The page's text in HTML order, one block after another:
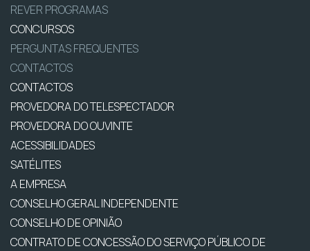
REVER PROGRAMAS
CONCURSOS
PERGUNTAS FREQUENTES
CONTACTOS
CONTACTOS
PROVEDORA DO TELESPECTADOR
PROVEDORA DO OUVINTE
ACESSIBILIDADES
SATÉLITES
A EMPRESA
CONSELHO GERAL INDEPENDENTE
CONSELHO DE OPINIÃO
CONTRATO DE CONCESSÃO DO SERVIÇO PÚBLICO DE